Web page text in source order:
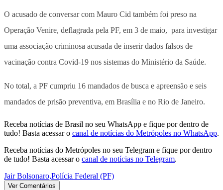
O acusado de conversar com Mauro Cid também foi preso na
Operação Venire, deflagrada pela PF, em 3 de maio, para investigar
uma associação criminosa acusada de inserir dados falsos de
vacinação contra Covid-19 nos sistemas do Ministério da Saúde.
No total, a PF cumpriu 16 mandados de busca e apreensão e seis
mandados de prisão preventiva, em Brasília e no Rio de Janeiro.
Receba notícias de Brasil no seu WhatsApp e fique por dentro de
tudo! Basta acessar o canal de notícias do Metrópoles no WhatsApp.
Receba notícias do Metrópoles no seu Telegram e fique por dentro
de tudo! Basta acessar o canal de notícias no Telegram.
Jair Bolsonaro,Polícia Federal (PF)
Ver Comentários